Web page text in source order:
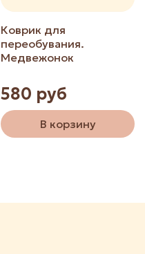
Коврик для
переобувания.
Медвежонок
580 руб
В корзину